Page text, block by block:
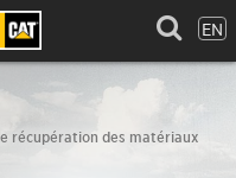
EN
récupération des matériaux